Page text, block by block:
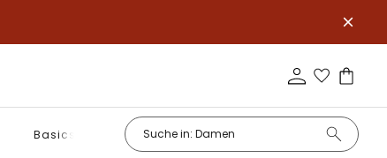
Basics